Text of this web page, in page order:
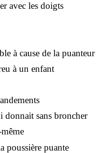
avec les doigts
à cause de la puanteur
à un enfant
donnait sans broncher
poussière puante